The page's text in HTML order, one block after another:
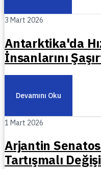
3 Mart 2026
Antarktika'da
İnsanlarını
Devamını Oku
1 Mart 2026
Arjantin
Tartışmalı